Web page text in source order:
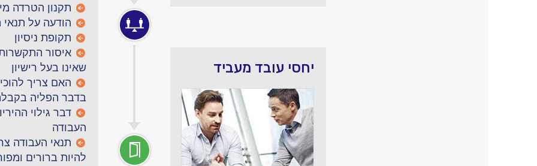
יחסי עובד מעביד
תקנון הטרדה
הודעה על
תקופת ניסיון
איסור
שאינו בעל רישיון
האם צריך
בדבר הפליה
דבר גילוי
העבודה
תנאי העבודה
להיות ברורים